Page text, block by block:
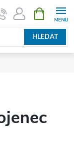
HLEDAT
NÁKUPNÍ
KOŠÍK